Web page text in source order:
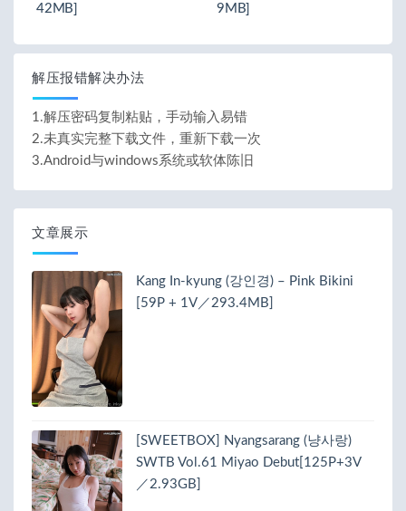
42MB]
9MB]
解压报错解决办法
1.解压密码复制粘贴，手动输入易错
2.未真实完整下载文件，重新下载一次
3.Android与windows系统或软体陈旧
文章展示
Kang In-kyung (강인경) – Pink Bikini
[59P + 1V／293.4MB]
[SWEETBOX] Nyangsarang (냥사랑)
SWTB Vol.61 Miyao Debut[125P+3V
／2.93GB]